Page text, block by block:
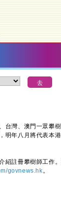
灣、澳門一眾攀
明年八月將代表本
註冊攀樹師工作。
govnews.hk。